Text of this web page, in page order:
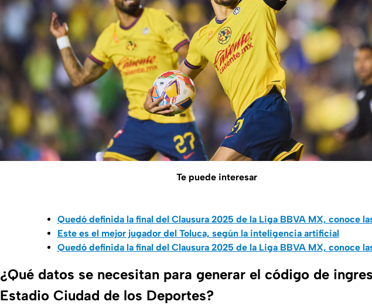
Te puede interesar
Quedó definida la final del Clausura 2025 de la Liga BBVA MX, conoce
Este es el mejor jugador del Toluca, según la inteligencia artificial
Quedó definida la final del Clausura 2025 de la Liga BBVA MX, conoce
¿Qué datos se necesitan para generar el código de
Estadio Ciudad de los Deportes?